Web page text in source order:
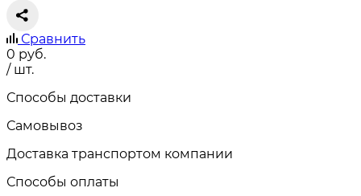
Сравнить
0 руб.
/ шт.
Способы доставки
Самовывоз
Доставка транспортом компании
Способы оплаты